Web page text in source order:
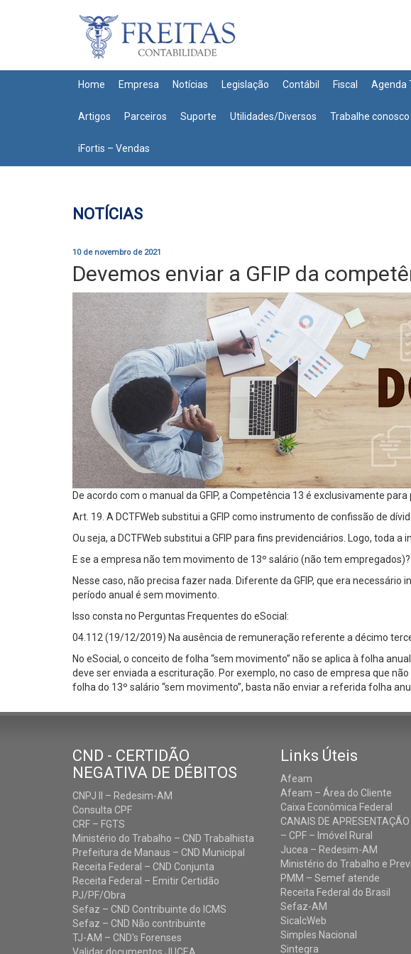
Home Empresa Notícias Legislação Contábil Fiscal Agenda
Artigos Parceiros Suporte Utilidades/Diversos Trabalhe conosco
iFortis – Vendas
NOTÍCIAS
10 de novembro de 2021
Devemos enviar a GFIP da
De acordo com o manual da GFIP, a Competência 13 é exclusivamente
Art. 19. A DCTFWeb substitui a GFIP como instrumento de confissão de
Ou seja, a DCTFWeb substitui a GFIP para fins previdenciários. Logo, toda
E se a empresa não tem movimento de 13º salário (não tem empregados)?
Nesse caso, não precisa fazer nada. Diferente da GFIP, que era
período anual é sem movimento.
Isso consta no Perguntas Frequentes do eSocial:
04.112 (19/12/2019) Na ausência de remuneração referente a décimo
No eSocial, o conceito de folha “sem movimento” não se aplica à folha
deve ser enviada a escrituração. Por exemplo, no caso de empresa que
folha do 13º salário “sem movimento”, basta não enviar a referida folha
CND - CERTIDÃO
NEGATIVA DE DÉBITOS
CNPJ II – Redesim-AM
Consulta CPF
CRF – FGTS
Ministério do Trabalho – CND Trabalhista
Prefeitura de Manaus – CND Municipal
Receita Federal – CND Conjunta
Receita Federal – Emitir Certidão
PJ/PF/Obra
Sefaz – CND Contribuinte do ICMS
Sefaz – CND Não contribuinte
TJ-AM – CND's Forenses
Links Úteis
Afeam
Afeam – Área do Cliente
Caixa Econômica Federal
CANAIS DE
– CPF – Imóvel Rural
Jucea – Redesim-AM
Ministério do Trabalho e
PMM – Semef atende
Receita Federal do Brasil
Sefaz-AM
SicalcWeb
Simples Nacional
Sintegra